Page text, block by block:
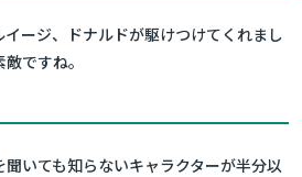
ージ、ドナルドが駆けつけてくれまし
ですね。
いても知らないキャラクターが半分以